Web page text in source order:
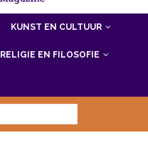
KUNST EN CULTUUR
RELIGIE EN FILOSOFIE